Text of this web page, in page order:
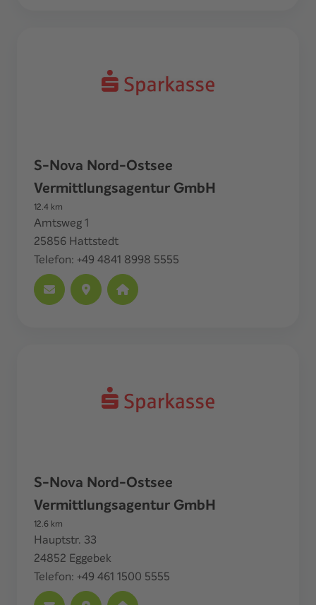
S-Nova Nord-Ostsee
Vermittlungsagentur GmbH
12.4 km
Amtsweg 1
25856 Hattstedt
Telefon: +49 4841 8998 5555
S-Nova Nord-Ostsee
Vermittlungsagentur GmbH
12.6 km
Hauptstr. 33
24852 Eggebek
Telefon: +49 461 1500 5555